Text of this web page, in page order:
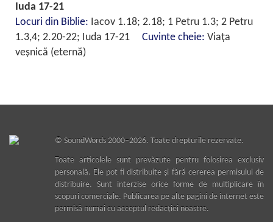
Iuda 17-21
Locuri din Biblie: Iacov 1.18; 2.18; 1 Petru 1.3; 2 Petru
1.3,4; 2.20-22; Iuda 17-21 Cuvinte cheie: Viaţa
veşnică (eternă)
© SoundWords2000–2026. Toate drepturile rezervate.
Toate articolele sunt prevăzute pentru folosirea exclusiv
personală. Ele pot fi distribuite şi fără cererea permisului de
distribuire. Sunt interzise orice forme de multiplicare în
scopuri comerciale. Publicarea pe alte pagini de internet este
permisă numai cu acceptul redacţiei noastre.